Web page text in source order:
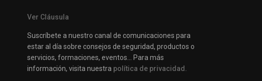
Ver Cláusula
Suscríbete a nuestro canal de comunicaciones para
estar al día sobre consejos de seguridad, productos o
servicios, formaciones, eventos… Para más
información, visita nuestra política de privacidad.